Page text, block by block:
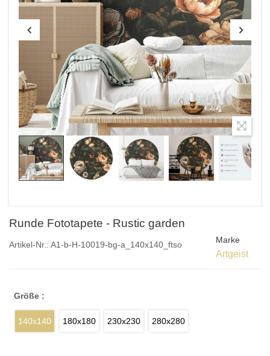
Runde Fototapete - Rustic garden
Artikel-Nr.: A1-b-H-10019-bg-a_140x140_ftso Marke
Artgeist
Größe :
140x140 180x180 230x230 280x280